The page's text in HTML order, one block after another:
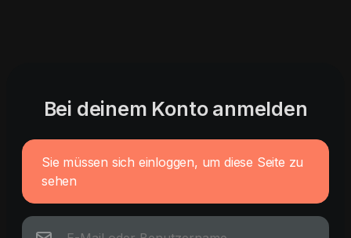
Bei deinem Konto anmelden
Sie müssen sich einloggen, um diese Seite zu
sehen